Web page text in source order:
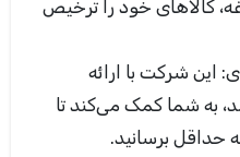
کالاهای خود را ترخیص
این شرکت با ارائه
به شما کمک می‌کند تا
حداقل برسانید.